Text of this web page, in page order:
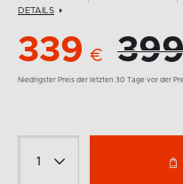
DETAILS
339 €
Niedrigster Preis der letzten 30 Tage vor der